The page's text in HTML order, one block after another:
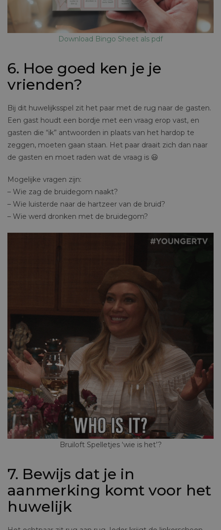
Download Bingo Sheet als pdf
6. Hoe goed ken je je
vrienden?
Bij dit huwelijksspel zit het paar met de rug naar de gasten.
Een gast houdt een bordje met een vraag erop vast, en
gasten die “ik” antwoorden in plaats van het hardop te
zeggen, moeten gaan staan. Het paar draait zich dan naar
de gasten en moet raden wat de vraag is 😃
Mogelijke vragen zijn:
– Wie zag de bruidegom naakt?
– Wie luisterde naar de hartzeer van de bruid?
– Wie werd dronken met de bruidegom?
Bruiloft Spelletjes ‘wie is het’?
7. Bewijs dat je in
aanmerking komt voor het
huwelijk